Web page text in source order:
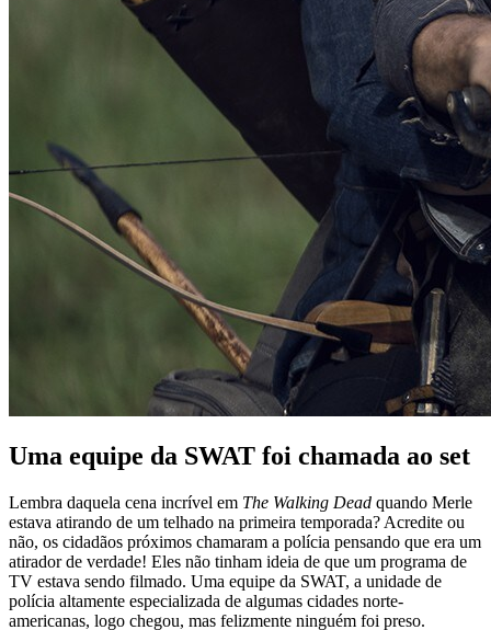
Uma equipe da SWAT foi chamada ao set
Lembra daquela cena incrível em The Walking Dead quando Merle
estava atirando de um telhado na primeira temporada? Acredite ou
não, os cidadãos próximos chamaram a polícia pensando que era um
atirador de verdade! Eles não tinham ideia de que um programa de
TV estava sendo filmado. Uma equipe da SWAT, a unidade de
polícia altamente especializada de algumas cidades norte-
americanas, logo chegou, mas felizmente ninguém foi preso.